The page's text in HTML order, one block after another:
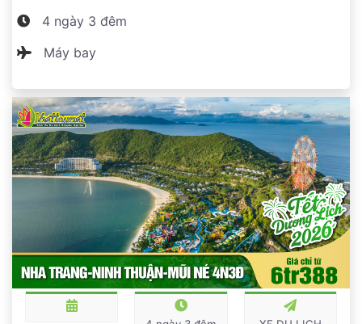
4 ngày 3 đêm
Máy bay